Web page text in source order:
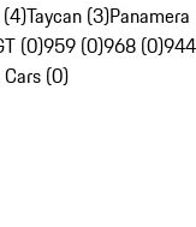
Taycan (3)Panamera
(0)959 (0)968 (0)944
(0)